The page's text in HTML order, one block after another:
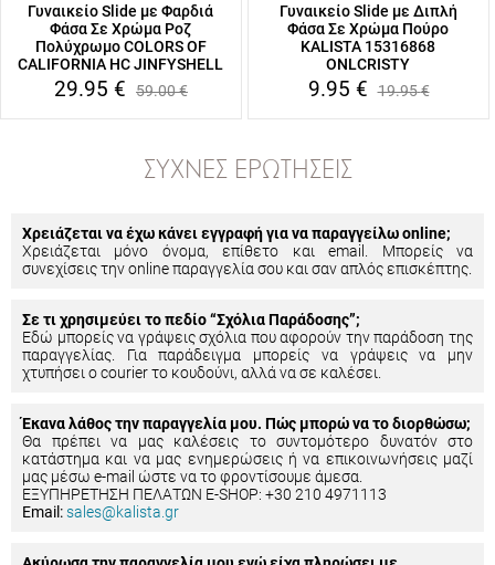
Γυναικείο Slide με Φαρδιά
Φάσα Σε Χρώμα Ροζ
Πολύχρωμο COLORS OF
CALIFORNIA HC JINFYSHELL
29.95 € 59.00€
Γυναικείο Slide με Διπλή
Φάσα Σε Χρώμα Πούρο
KALISTA 15316868
ONLCRISTY
9.95 € 19.95€
ΣΥΧΝΈΣ ΕΡΩΤΉΣΕΙΣ
Χρειάζεται να έχω κάνει εγγραφή για να παραγγείλω online;
Χρειάζεται μόνο όνομα, επίθετο και email. Μπορείς να
συνεχίσεις την online παραγγελία σου και σαν απλός επισκέπτης.
Σε τι χρησιμεύει το πεδίο “Σχόλια Παράδοσης”;
Εδώ μπορείς να γράψεις σχόλια που αφορούν την παράδοση της
παραγγελίας. Για παράδειγμα μπορείς να γράψεις να μην
χτυπήσει ο courier το κουδούνι, αλλά να σε καλέσει.
Έκανα λάθος την παραγγελία μου. Πώς μπορώ να το διορθώσω;
Θα πρέπει να μας καλέσεις το συντομότερο δυνατόν στο
κατάστημα και να μας ενημερώσεις ή να επικοινωνήσεις μαζί
μας μέσω e-mail ώστε να το φροντίσουμε άμεσα.
ΕΞΥΠΗΡΕΤΗΣΗ ΠΕΛΑΤΩΝ E-SHOP: +30 210 4971113
Email:sales@kalista.gr